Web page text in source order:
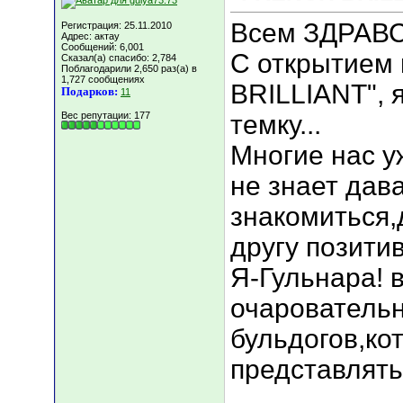
Регистрация: 25.11.2010
Адрес: актау
Сообщений: 6,001
Сказал(а) спасибо: 2,784
Поблагодарили 2,650 раз(а) в
1,727 сообщениях
Подарков: 11
Вес репутации: 177
Всем
С открытием
BRILLIANT",
темку...
Многие нас
не знает
другу
Я-Гульнара!